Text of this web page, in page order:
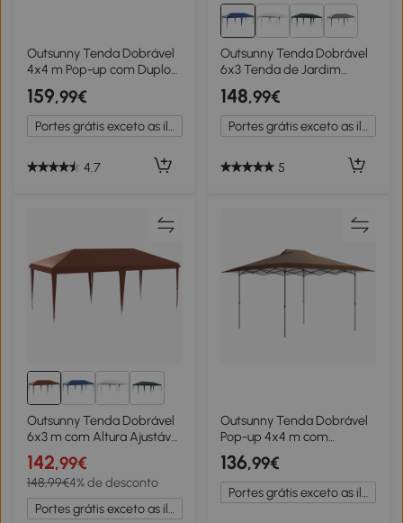
Outsunny Tenda Dobrável
4x4 m Pop-up com Duplo
Teto, 4 Laterais de Rede,
Altura Ajustável, Bolsa de
Transporte, UPF30+,
Cinzento
159,99€
Portes grátis exceto as ilhas
4.7
1+
Outsunny Tenda Dobrável
6x3 Tenda de Jardim
Portátil com Bolsa de
Transporte Tecido Oxford
para Exterior Festas
Acampamento Azul
148,99€
Portes grátis exceto as ilhas
5
1+
Outsunny Tenda Dobrável
6x3 m com Altura Ajustável
em 3 Níveis Bolsa de
Transporte Anti-UV e
Estrutura de Aço Castanho
142,99€
148,99€4% de desconto
Portes grátis exceto as ilhas
Outsunny Tenda Dobrável
Pop-up 4x4 m com
Bloqueio Central UPF50+
Altura Ajustável Sacos de
Areia e Bolsa com Rodas
Bege e Castanho
136,99€
Portes grátis exceto as ilhas